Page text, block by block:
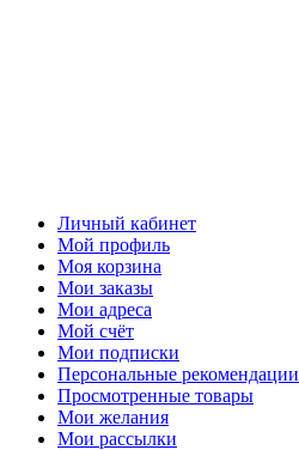
Личный кабинет
Мой профиль
Моя корзина
Мои заказы
Мои адреса
Мой счёт
Мои подписки
Персональные рекомендации
Просмотренные товары
Мои желания
Мои рассылки